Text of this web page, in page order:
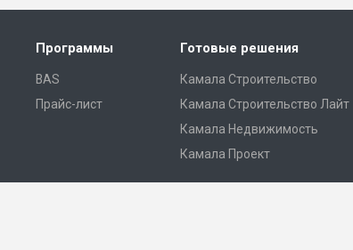
Программы
BAS
Прайс-лист
Готовые решения
Камала Строительство
Камала Строительство Лайт
Камала Недвижимость
Камала Проект